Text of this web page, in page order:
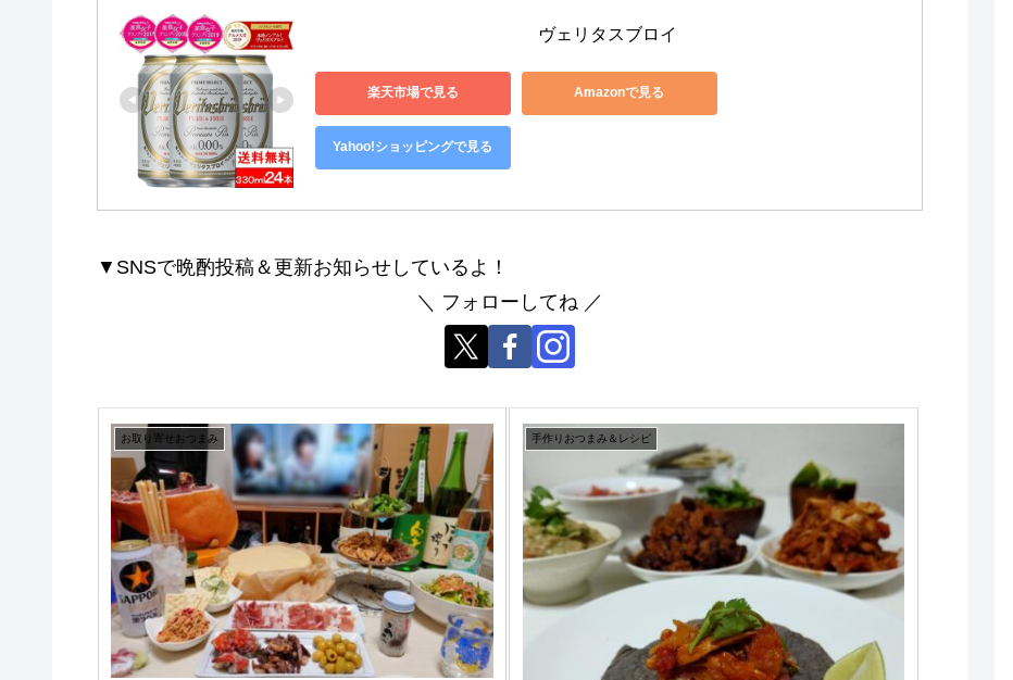
ヴェリタスブロイ
楽天市場で見る Amazonで見る
Yahoo!ショッピングで見る
▼SNSで晩酌投稿＆更新お知らせしているよ！
＼ フォローしてね ／
お取り寄せおつまみ 手作りおつまみ＆レシピ